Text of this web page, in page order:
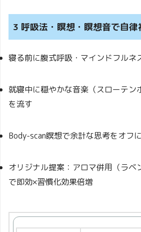
3 呼吸法・瞑想・瞑想音で自律
寝る前に腹式呼吸・マインドフルネ
就寝中に穏やかな音楽（スローテン
を流す
Body‑scan瞑想で余計な思考をオフに
オリジナル提案：アロマ併用（ラベ
で即効×習慣化効果倍増